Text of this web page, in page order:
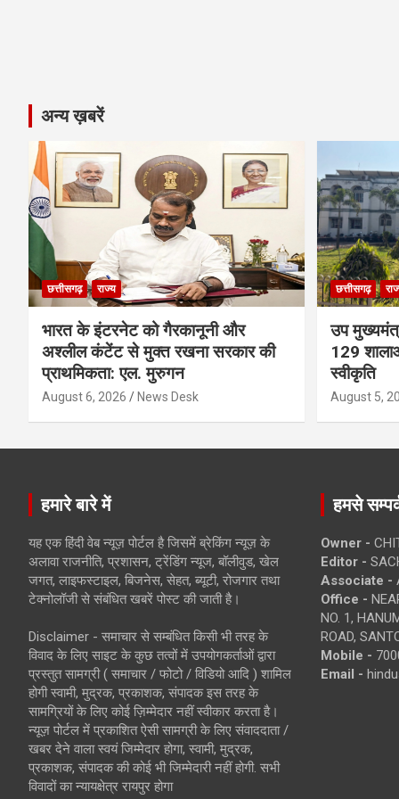
अन्य ख़बरें
छत्तीसगढ़ राज्य
भारत के इंटरनेट को गैरकानूनी और
अश्लील कंटेंट से मुक्त रखना सरकार की
प्राथमिकता: एल. मुरुगन
August 6, 2026 News Desk
छत्तीसगढ़
उप
129
स्वीकृति
August 5,
हमारे बारे में
यह एक हिंदी वेब न्यूज़ पोर्टल है जिसमें ब्रेकिंग न्यूज़ के
अलावा राजनीति, प्रशासन, ट्रेंडिंग न्यूज, बॉलीवुड, खेल
जगत, लाइफस्टाइल, बिजनेस, सेहत, ब्यूटी, रोजगार तथा
टेक्नोलॉजी से संबंधित खबरें पोस्ट की जाती है।
Disclaimer - समाचार से सम्बंधित किसी भी तरह के
विवाद के लिए साइट के कुछ तत्वों में उपयोगकर्ताओं द्वारा
प्रस्तुत सामग्री ( समाचार / फोटो / विडियो आदि ) शामिल
होगी स्वामी, मुद्रक, प्रकाशक, संपादक इस तरह के
सामग्रियों के लिए कोई ज़िम्मेदार नहीं स्वीकार करता है।
न्यूज़ पोर्टल में प्रकाशित ऐसी सामग्री के लिए संवाददाता /
खबर देने वाला स्वयं जिम्मेदार होगा, स्वामी, मुद्रक,
प्रकाशक, संपादक की कोई भी जिम्मेदारी नहीं होगी. सभी
विवादों का न्यायक्षेत्र रायपुर होगा
हमसे
Owner -
Editor -
Associate -
Office -
NO. 1,
ROAD,
Mobile -
Email -